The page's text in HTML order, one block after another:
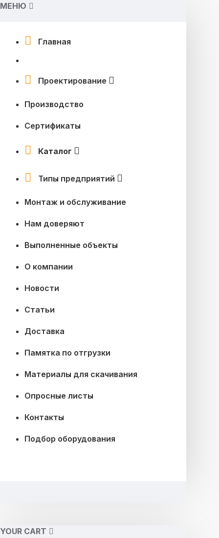
МЕНЮ
Главная
Проектирование
Производство
Сертификаты
Каталог
Типы предприятий
Монтаж и обслуживание
Нам доверяют
Выполненные объекты
О компании
Новости
Статьи
Доставка
Памятка по отгрузки
Материалы для скачивания
Опросные листы
Контакты
Подбор оборудования
YOUR CART